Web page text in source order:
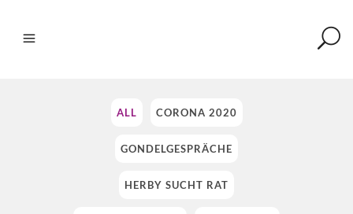
ALL CORONA 2020
GONDELGESPRÄCHE
HERBY SUCHT RAT